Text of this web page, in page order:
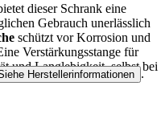
dieser Schrank eine
Gebrauch unerlässlich
schützt vor Korrosion und
Verstärkungsstange für
und Langlebigkeit, selbst bei
Herstellerinformationen .